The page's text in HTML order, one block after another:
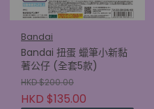
Bandai
Bandai 扭蛋 蠟筆小新黏
著公仔 (全套5款)
HKD $200.00
HKD $135.00